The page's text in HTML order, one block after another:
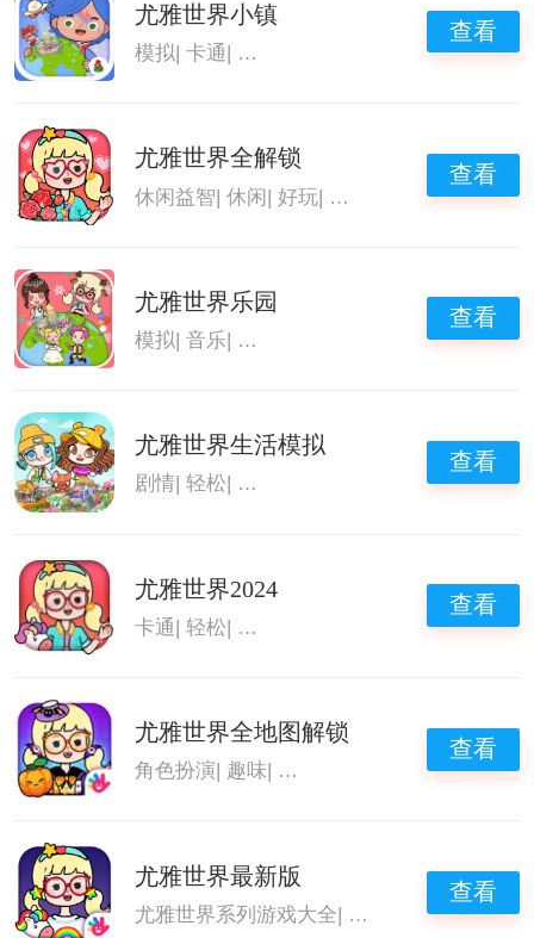
尤雅世界小镇
模拟 |卡通 尤雅世界系列游戏大全|尤雅世界
查看
尤雅世界全解锁
休闲益智|休闲|好玩| 尤雅世界
查看
尤雅世界乐园
模拟|音乐| 尤雅世界系列游戏大全|尤雅世界
查看
尤雅世界生活模拟
剧情 |轻松 尤雅世界系列游戏大全|尤雅世界
查看
尤雅世界2024
卡通|轻松| 尤雅世界系列游戏大全|尤雅世界
查看
尤雅世界全地图解锁
角色扮演 趣味 尤雅世界系列游戏大全|尤
查看
尤雅世界最新版
尤雅世界系列游戏大全| 尤雅世界
查看